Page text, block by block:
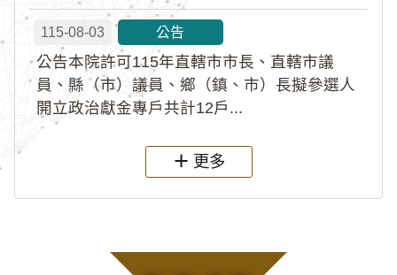
115-08-03 公告
公告本院許可115年直轄市市長、直轄市議
員、縣（市）議員、鄉（鎮、市）長擬參選人
開立政治獻金專戶共計12戶...
更多